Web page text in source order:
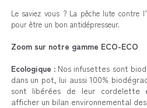
Le saviez vous ? La pêche lute contre
pour être un bon antidépresseur.
Zoom sur notre gamme ECO-ECO
Ecologique :Nos infusettes sont
dans un pot, lui aussi 100%
sont libérées de leur
afficher un bilan environnemental